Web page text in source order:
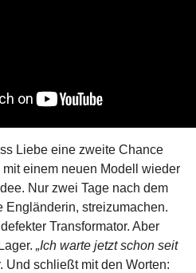
Liebe eine zweite Chance
einem neuen Modell wieder
Nur zwei Tage nach dem
Engländerin, streizumachen.
Transformator. Aber
„Ich warte jetzt schon seit
Und schließt mit den Worten: